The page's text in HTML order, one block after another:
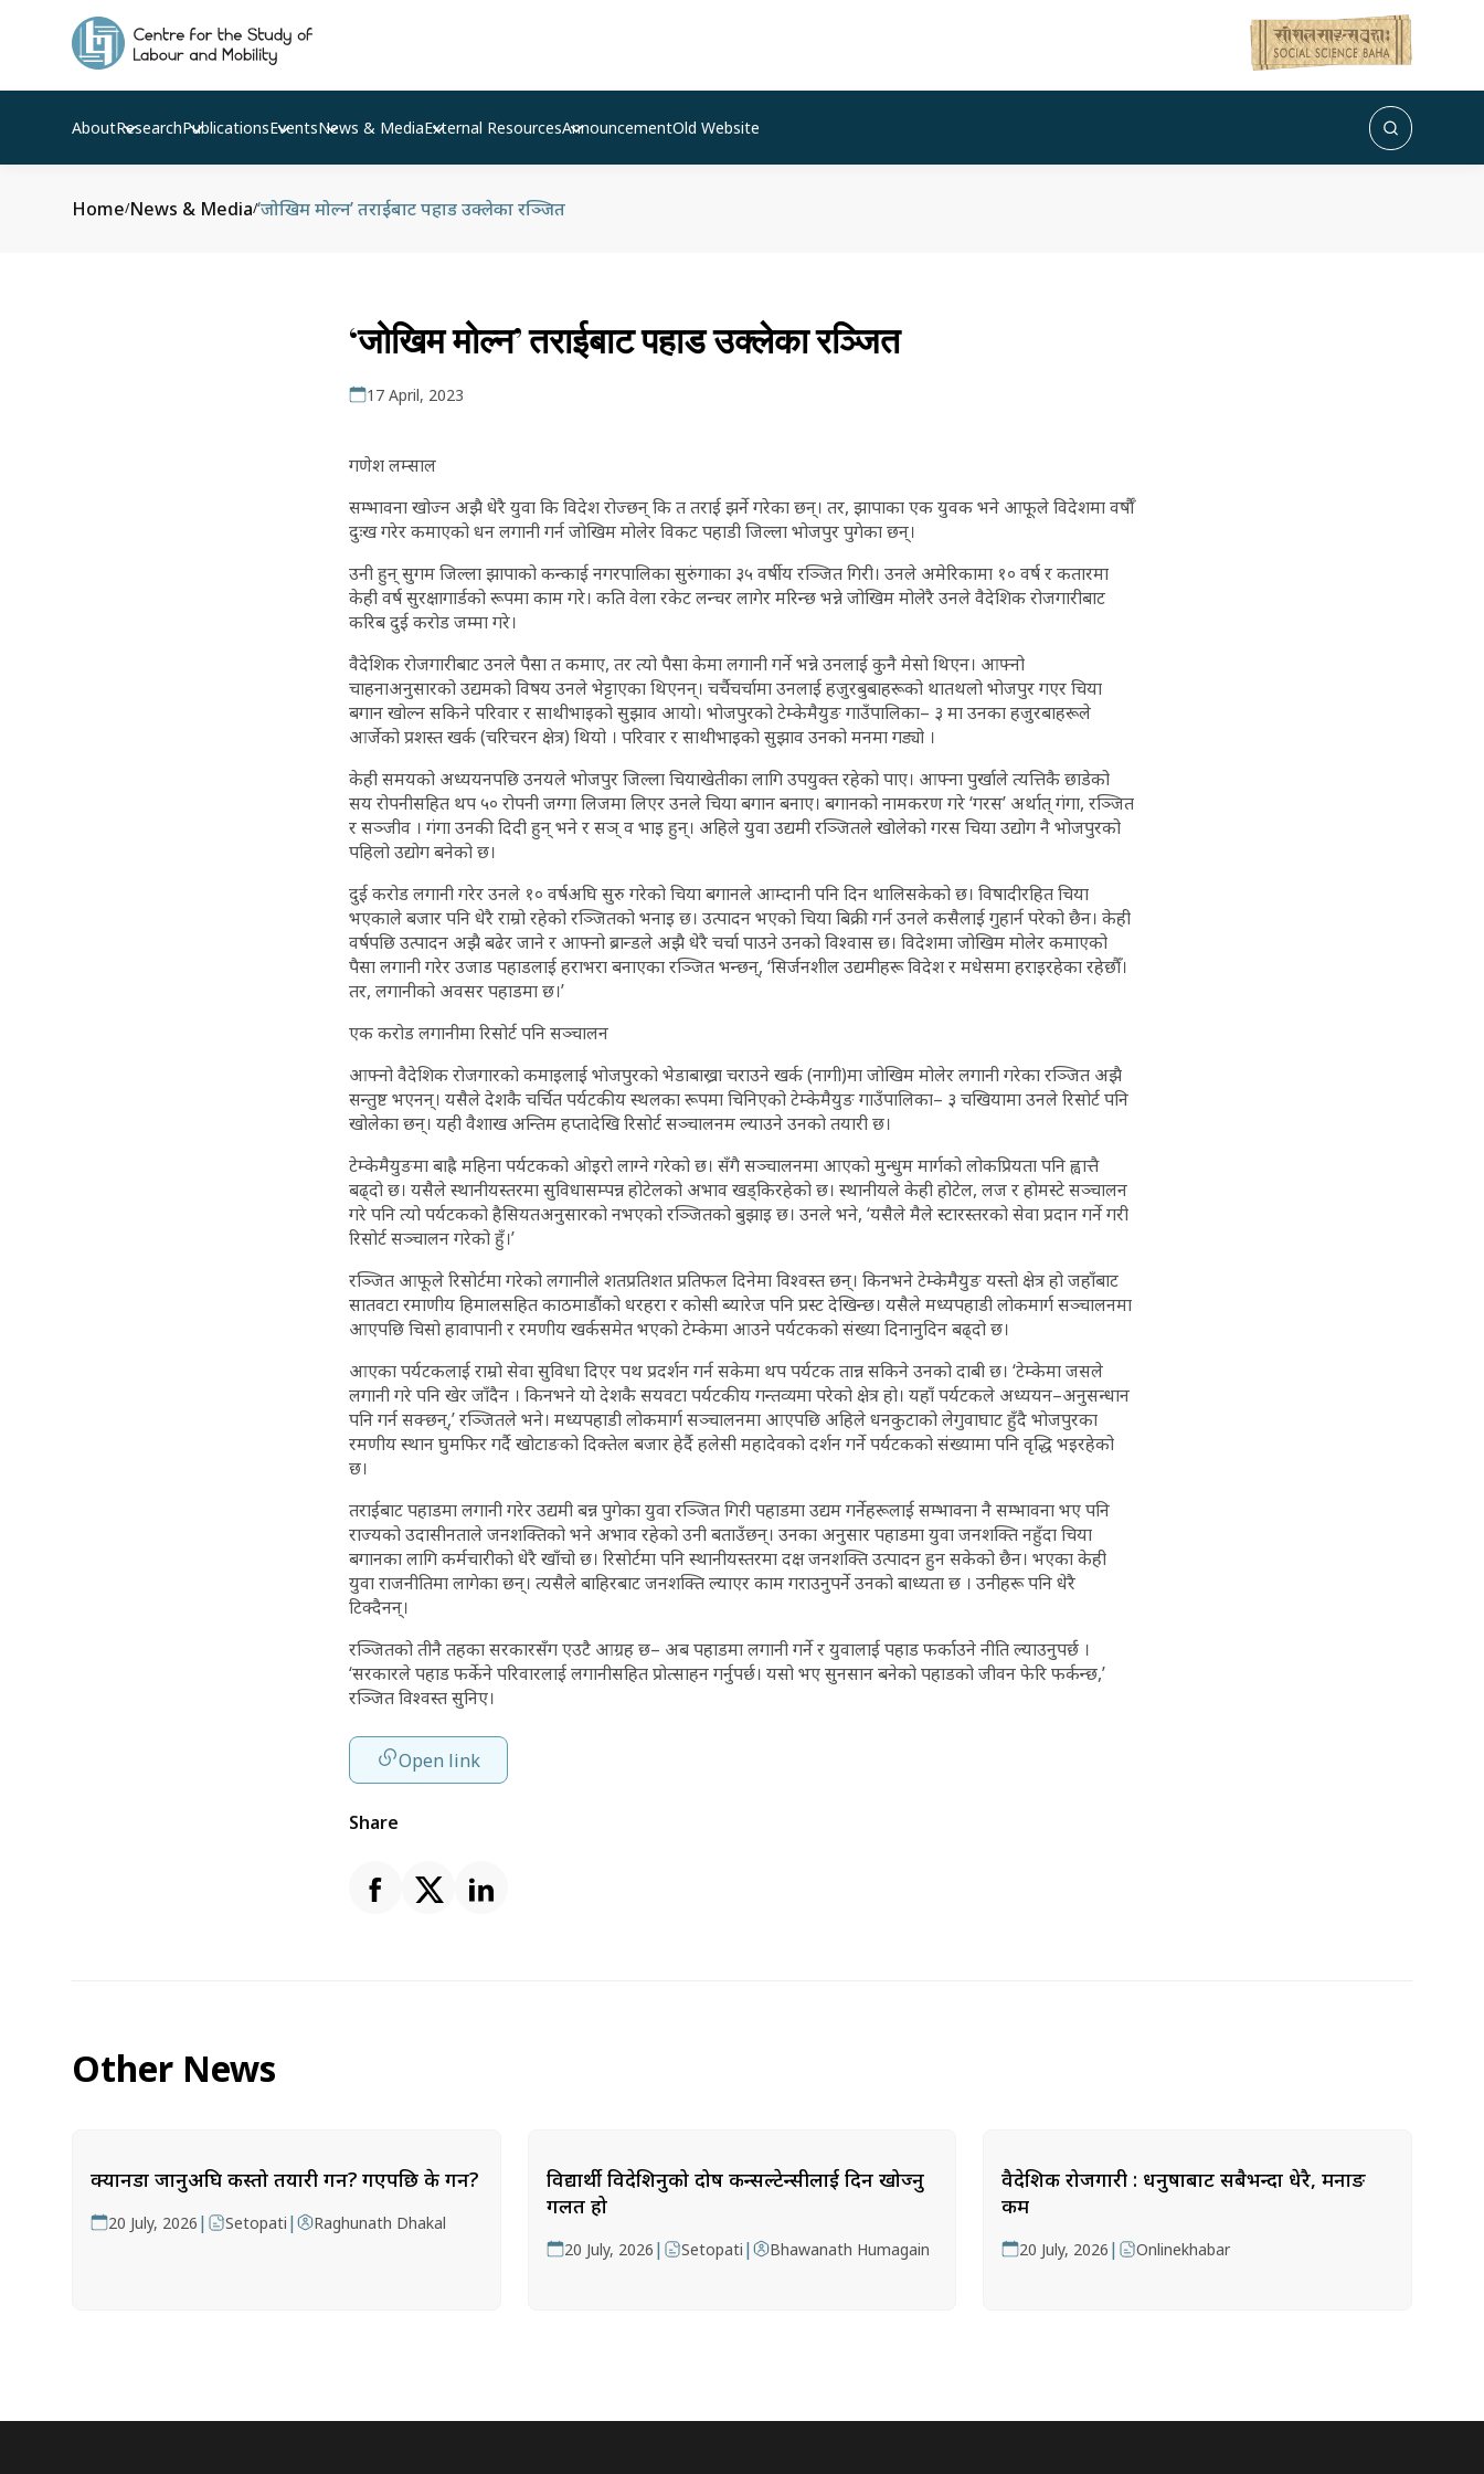
AboutResearchPublicationsEventsNews & MediaExternal ResourcesAnnouncementOld Website
Home/News & Media/‘जोखिम मोल्न’ तराईबाट पहाड उक्लेका रञ्जित
‘जोखिम मोल्न’ तराईबाट पहाड उक्लेका रञ्जित
17 April, 2023
गणेश लम्साल
सम्भावना खोज्न अझै धेरै युवा कि विदेश रोज्छन् कि त तराई झर्ने गरेका छन्। तर, झापाका एक युवक भने आफूले विदेशमा वर्षौँ
दुःख गरेर कमाएको धन लगानी गर्न जोखिम मोलेर विकट पहाडी जिल्ला भोजपुर पुगेका छन्।
उनी हुन् सुगम जिल्ला झापाको कन्काई नगरपालिका सुरुंगाका ३५ वर्षीय रञ्जित गिरी। उनले अमेरिकामा १० वर्ष र कतारमा
केही वर्ष सुरक्षागार्डको रूपमा काम गरे। कति वेला रकेट लन्चर लागेर मरिन्छ भन्ने जोखिम मोलेरै उनले वैदेशिक रोजगारीबाट
करिब दुई करोड जम्मा गरे।
वैदेशिक रोजगारीबाट उनले पैसा त कमाए, तर त्यो पैसा केमा लगानी गर्ने भन्ने उनलाई कुनै मेसो थिएन। आफ्नो
चाहनाअनुसारको उद्यमको विषय उनले भेट्टाएका थिएनन्। चर्चैचर्चामा उनलाई हजुरबुबाहरूको थातथलो भोजपुर गएर चिया
बगान खोल्न सकिने परिवार र साथीभाइको सुझाव आयो। भोजपुरको टेम्केमैयुङ गाउँपालिका– ३ मा उनका हजुरबाहरूले
आर्जेको प्रशस्त खर्क (चरिचरन क्षेत्र) थियो । परिवार र साथीभाइको सुझाव उनको मनमा गड्यो ।
केही समयको अध्ययनपछि उनयले भोजपुर जिल्ला चियाखेतीका लागि उपयुक्त रहेको पाए। आफ्ना पुर्खाले त्यत्तिकै छाडेको
सय रोपनीसहित थप ५० रोपनी जग्गा लिजमा लिएर उनले चिया बगान बनाए। बगानको नामकरण गरे ‘गरस’ अर्थात् गंगा, रञ्जित
र सञ्जीव । गंगा उनकी दिदी हुन् भने र सञ् व भाइ हुन्। अहिले युवा उद्यमी रञ्जितले खोलेको गरस चिया उद्योग नै भोजपुरको
पहिलो उद्योग बनेको छ।
दुई करोड लगानी गरेर उनले १० वर्षअघि सुरु गरेको चिया बगानले आम्दानी पनि दिन थालिसकेको छ। विषादीरहित चिया
भएकाले बजार पनि धेरै राम्रो रहेको रञ्जितको भनाइ छ। उत्पादन भएको चिया बिक्री गर्न उनले कसैलाई गुहार्न परेको छैन। केही
वर्षपछि उत्पादन अझै बढेर जाने र आफ्नो ब्रान्डले अझै धेरै चर्चा पाउने उनको विश्वास छ। विदेशमा जोखिम मोलेर कमाएको
पैसा लगानी गरेर उजाड पहाडलाई हराभरा बनाएका रञ्जित भन्छन्, ‘सिर्जनशील उद्यमीहरू विदेश र मधेसमा हराइरहेका रहेछौँ।
तर, लगानीको अवसर पहाडमा छ।’
एक करोड लगानीमा रिसोर्ट पनि सञ्चालन
आफ्नो वैदेशिक रोजगारको कमाइलाई भोजपुरको भेडाबाख्रा चराउने खर्क (नागी)मा जोखिम मोलेर लगानी गरेका रञ्जित अझै
सन्तुष्ट भएनन्। यसैले देशकै चर्चित पर्यटकीय स्थलका रूपमा चिनिएको टेम्केमैयुङ गाउँपालिका– ३ चखियामा उनले रिसोर्ट पनि
खोलेका छन्। यही वैशाख अन्तिम हप्तादेखि रिसोर्ट सञ्चालनम ल्याउने उनको तयारी छ।
टेम्केमैयुङमा बाह्रै महिना पर्यटकको ओइरो लाग्ने गरेको छ। सँगै सञ्चालनमा आएको मुन्धुम मार्गको लोकप्रियता पनि ह्वात्तै
बढ्दो छ। यसैले स्थानीयस्तरमा सुविधासम्पन्न होटेलको अभाव खड्किरहेको छ। स्थानीयले केही होटेल, लज र होमस्टे सञ्चालन
गरे पनि त्यो पर्यटकको हैसियतअनुसारको नभएको रञ्जितको बुझाइ छ। उनले भने, ‘यसैले मैले स्टारस्तरको सेवा प्रदान गर्ने गरी
रिसोर्ट सञ्चालन गरेको हुँ।’
रञ्जित आफूले रिसोर्टमा गरेको लगानीले शतप्रतिशत प्रतिफल दिनेमा विश्वस्त छन्। किनभने टेम्केमैयुङ यस्तो क्षेत्र हो जहाँबाट
सातवटा रमाणीय हिमालसहित काठमाडौंको धरहरा र कोसी ब्यारेज पनि प्रस्ट देखिन्छ। यसैले मध्यपहाडी लोकमार्ग सञ्चालनमा
आएपछि चिसो हावापानी र रमणीय खर्कसमेत भएको टेम्केमा आउने पर्यटकको संख्या दिनानुदिन बढ्दो छ।
आएका पर्यटकलाई राम्रो सेवा सुविधा दिएर पथ प्रदर्शन गर्न सकेमा थप पर्यटक तान्न सकिने उनको दाबी छ। ‘टेम्केमा जसले
लगानी गरे पनि खेर जाँदैन । किनभने यो देशकै सयवटा पर्यटकीय गन्तव्यमा परेको क्षेत्र हो। यहाँ पर्यटकले अध्ययन–अनुसन्धान
पनि गर्न सक्छन्,’ रञ्जितले भने। मध्यपहाडी लोकमार्ग सञ्चालनमा आएपछि अहिले धनकुटाको लेगुवाघाट हुँदै भोजपुरका
रमणीय स्थान घुमफिर गर्दै खोटाङको दिक्तेल बजार हेर्दै हलेसी महादेवको दर्शन गर्ने पर्यटकको संख्यामा पनि वृद्धि भइरहेको
छ।
तराईबाट पहाडमा लगानी गरेर उद्यमी बन्न पुगेका युवा रञ्जित गिरी पहाडमा उद्यम गर्नेहरूलाई सम्भावना नै सम्भावना भए पनि
राज्यको उदासीनताले जनशक्तिको भने अभाव रहेको उनी बताउँछन्। उनका अनुसार पहाडमा युवा जनशक्ति नहुँदा चिया
बगानका लागि कर्मचारीको धेरै खाँचो छ। रिसोर्टमा पनि स्थानीयस्तरमा दक्ष जनशक्ति उत्पादन हुन सकेको छैन। भएका केही
युवा राजनीतिमा लागेका छन्। त्यसैले बाहिरबाट जनशक्ति ल्याएर काम गराउनुपर्ने उनको बाध्यता छ । उनीहरू पनि धेरै
टिक्दैनन्।
रञ्जितको तीनै तहका सरकारसँग एउटै आग्रह छ– अब पहाडमा लगानी गर्ने र युवालाई पहाड फर्काउने नीति ल्याउनुपर्छ ।
‘सरकारले पहाड फर्केने परिवारलाई लगानीसहित प्रोत्साहन गर्नुपर्छ। यसो भए सुनसान बनेको पहाडको जीवन फेरि फर्कन्छ,’
रञ्जित विश्वस्त सुनिए।
Open link
Share
Other News
क्यानडा जानुअघि कस्तो तयारी गर्ने? गएपछि के गर्ने?
20 July, 2026 | Setopati | Raghunath Dhakal
विद्यार्थी विदेशिनुको दोष कन्सल्टेन्सीलाई दिन खोज्नु
गलत हो
20 July, 2026 | Setopati | Bhawanath Humagain
वैदेशिक रोजगारी : धनुषाबाट सबैभन्दा धेरै, मनाङ
कम
20 July, 2026 | Onlinekhabar